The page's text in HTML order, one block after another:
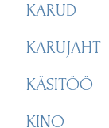
KARUD
KARUJAHT
KÄSITÖÖ
KINO